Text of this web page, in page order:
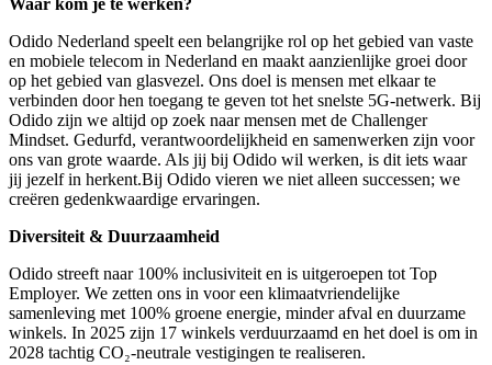
Waar kom je te werken?
Odido Nederland speelt een belangrijke rol op het gebied van vaste
en mobiele telecom in Nederland en maakt aanzienlijke groei door
op het gebied van glasvezel. Ons doel is mensen met elkaar te
verbinden door hen toegang te geven tot het snelste 5G-netwerk. Bij
Odido zijn we altijd op zoek naar mensen met de Challenger
Mindset. Gedurfd, verantwoordelijkheid en samenwerken zijn voor
ons van grote waarde. Als jij bij Odido wil werken, is dit iets waar
jij jezelf in herkent.Bij Odido vieren we niet alleen successen; we
creëren gedenkwaardige ervaringen.
Diversiteit & Duurzaamheid
Odido streeft naar 100% inclusiviteit en is uitgeroepen tot Top
Employer. We zetten ons in voor een klimaatvriendelijke
samenleving met 100% groene energie, minder afval en duurzame
winkels. In 2025 zijn 17 winkels verduurzaamd en het doel is om in
2028 tachtig CO₂-neutrale vestigingen te realiseren.